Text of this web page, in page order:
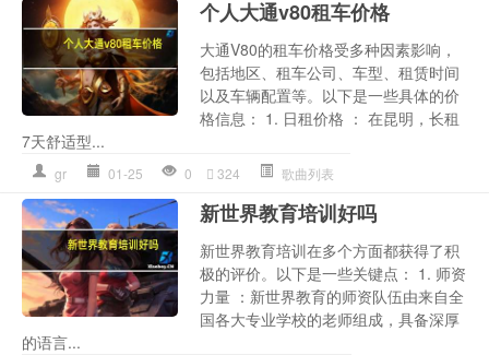
个人大通v80租车价格
大通V80的租车价格受多种因素影响，
包括地区、租车公司、车型、租赁时间
以及车辆配置等。以下是一些具体的价
格信息： 1. 日租价格 ： 在昆明，长租
7天舒适型...
gr 01-25 0 324 歌曲列表
新世界教育培训好吗
新世界教育培训在多个方面都获得了积
极的评价。以下是一些关键点： 1. 师资
力量 ：新世界教育的师资队伍由来自全
国各大专业学校的老师组成，具备深厚
的语言...